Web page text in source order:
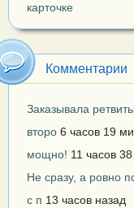
карточке
Комментарии
Заказывала
второ 6 часов 19
мощно! 11 часов
Не сразу, а ровно
с п 13 часов назад